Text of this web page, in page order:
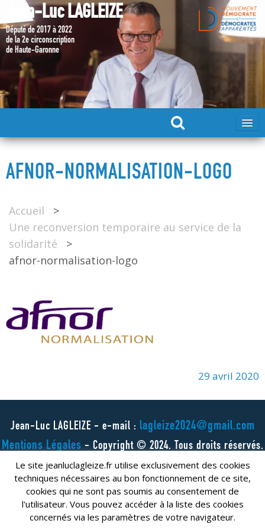
Jean-Luc LAGLEIZE
Député de 2017 à 2022
de la 2e circonscription
de Haute-Garonne
DÉPUTÉ 2017 – 2022
MES ACTIONS 2017 – 2022
AFNOR-NORMALISATION-LOGO
Accueil
>
Une reconversion temporaire au service de la
solidarité
>
afnor-normalisation-logo
29 avril 2020
Jean-Luc LAGLEIZE - e-mail : lagleize2024@gmail.com
Mentions Légales - Copyright © 2024. Tous droits réservés.
Le site jeanluclagleize.fr utilise exclusivement des cookies
techniques nécessaires au bon fonctionnement de ce site,
cookies qui ne sont pas soumis au consentement de
l'utilisateur. Vous pouvez accéder à la liste des cookies
concernés via les paramètres de votre navigateur.